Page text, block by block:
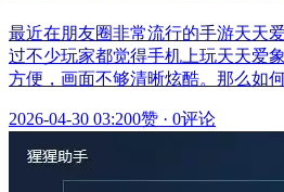
最近在朋友圈非常流行的手游天天
过不少玩家都觉得手机上玩天天爱
方便，画面不够清晰炫酷。那么如
2026-04-30 03:200赞 · 0评论